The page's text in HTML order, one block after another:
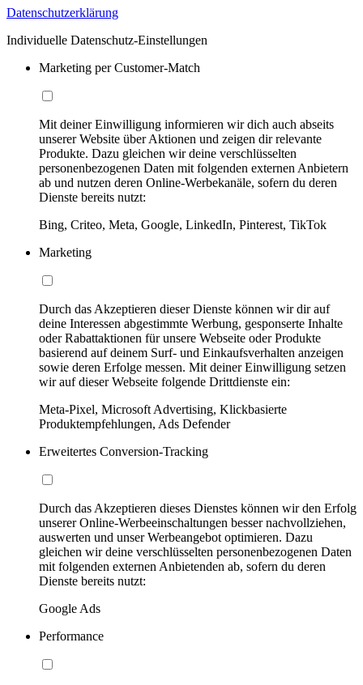
Datenschutzerklärung
Individuelle Datenschutz-Einstellungen
Marketing per Customer-Match
Mit deiner Einwilligung informieren wir dich auch abseits
unserer Website über Aktionen und zeigen dir relevante
Produkte. Dazu gleichen wir deine verschlüsselten
personenbezogenen Daten mit folgenden externen Anbietern
ab und nutzen deren Online-Werbekanäle, sofern du deren
Dienste bereits nutzt:
Bing, Criteo, Meta, Google, LinkedIn, Pinterest, TikTok
Marketing
Durch das Akzeptieren dieser Dienste können wir dir auf
deine Interessen abgestimmte Werbung, gesponserte Inhalte
oder Rabattaktionen für unsere Webseite oder Produkte
basierend auf deinem Surf- und Einkaufsverhalten anzeigen
sowie deren Erfolge messen. Mit deiner Einwilligung setzen
wir auf dieser Webseite folgende Drittdienste ein:
Meta-Pixel, Microsoft Advertising, Klickbasierte
Produktempfehlungen, Ads Defender
Erweitertes Conversion-Tracking
Durch das Akzeptieren dieses Dienstes können wir den Erfolg
unserer Online-Werbeeinschaltungen besser nachvollziehen,
auswerten und unser Werbeangebot optimieren. Dazu
gleichen wir deine verschlüsselten personenbezogenen Daten
mit folgenden externen Anbietenden ab, sofern du deren
Dienste bereits nutzt:
Google Ads
Performance